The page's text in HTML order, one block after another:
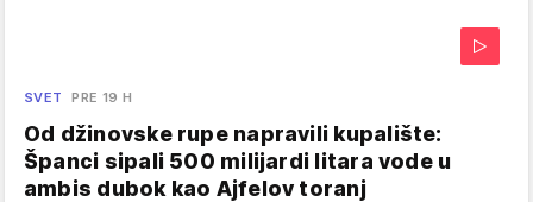
SVET PRE 19 H
Od džinovske rupe napravili kupalište:
Španci sipali 500 milijardi litara vode u
ambis dubok kao Ajfelov toranj